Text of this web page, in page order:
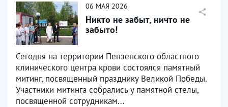
06 МАЯ 2026
Никто не забыт, ничто не
забыто!
Сегодня на территории Пензенского областного
клинического центра крови состоялся памятный
митинг, посвященный празднику Великой Победы.
Участники митинга собрались у памятной стелы,
посвященной сотрудникам...